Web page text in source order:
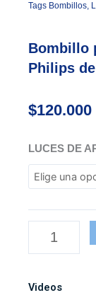
Tags Bombillos
Bombillo
Philips
$120.000
LUCES DE
Bombillo
para
farola
exploradora
6800
Videos